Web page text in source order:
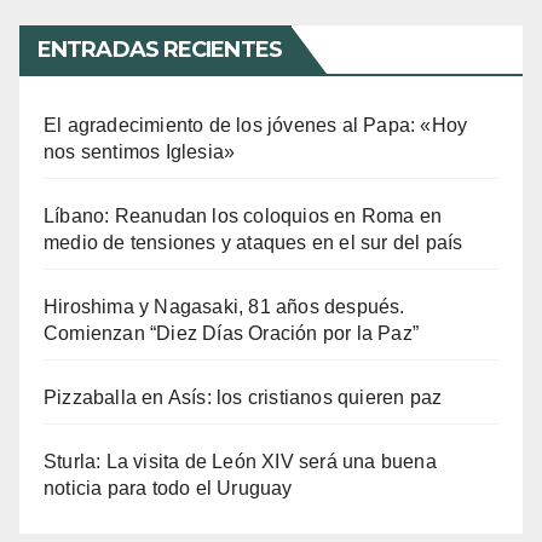
ENTRADAS RECIENTES
El agradecimiento de los jóvenes al Papa: «Hoy
nos sentimos Iglesia»
Líbano: Reanudan los coloquios en Roma en
medio de tensiones y ataques en el sur del país
Hiroshima y Nagasaki, 81 años después.
Comienzan “Diez Días Oración por la Paz”
Pizzaballa en Asís: los cristianos quieren paz
Sturla: La visita de León XIV será una buena
noticia para todo el Uruguay